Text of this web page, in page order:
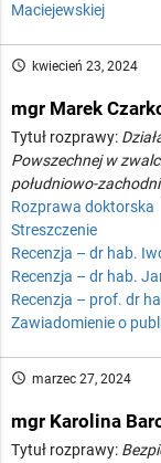
Maciejewskiej
access_time kwiecień 23, 2024
mgr Marek
Tytuł rozprawy:
Powszechnej w
południowo-
Rozprawa doktorska
Streszczenie
Recenzja – dr hab.
Recenzja – dr hab.
Recenzja – prof. dr
Zawiadomienie o
access_time marzec 27, 2024
mgr Karolina
Tytuł rozprawy: